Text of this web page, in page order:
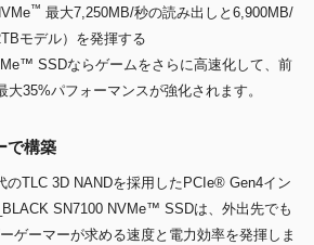
™ 最大7,250MB/秒の読み出しと6,900MB/
モデル）を発揮する
SSDならゲームをさらに高速化して、前
35%パフォーマンスが強化されます。
で構築
TLC 3D NANDを採用したPCIe® Gen4イン
SN7100 NVMe™ SSDは、外出先でも
ゲーマーが求める速度と電力効率を発揮しま